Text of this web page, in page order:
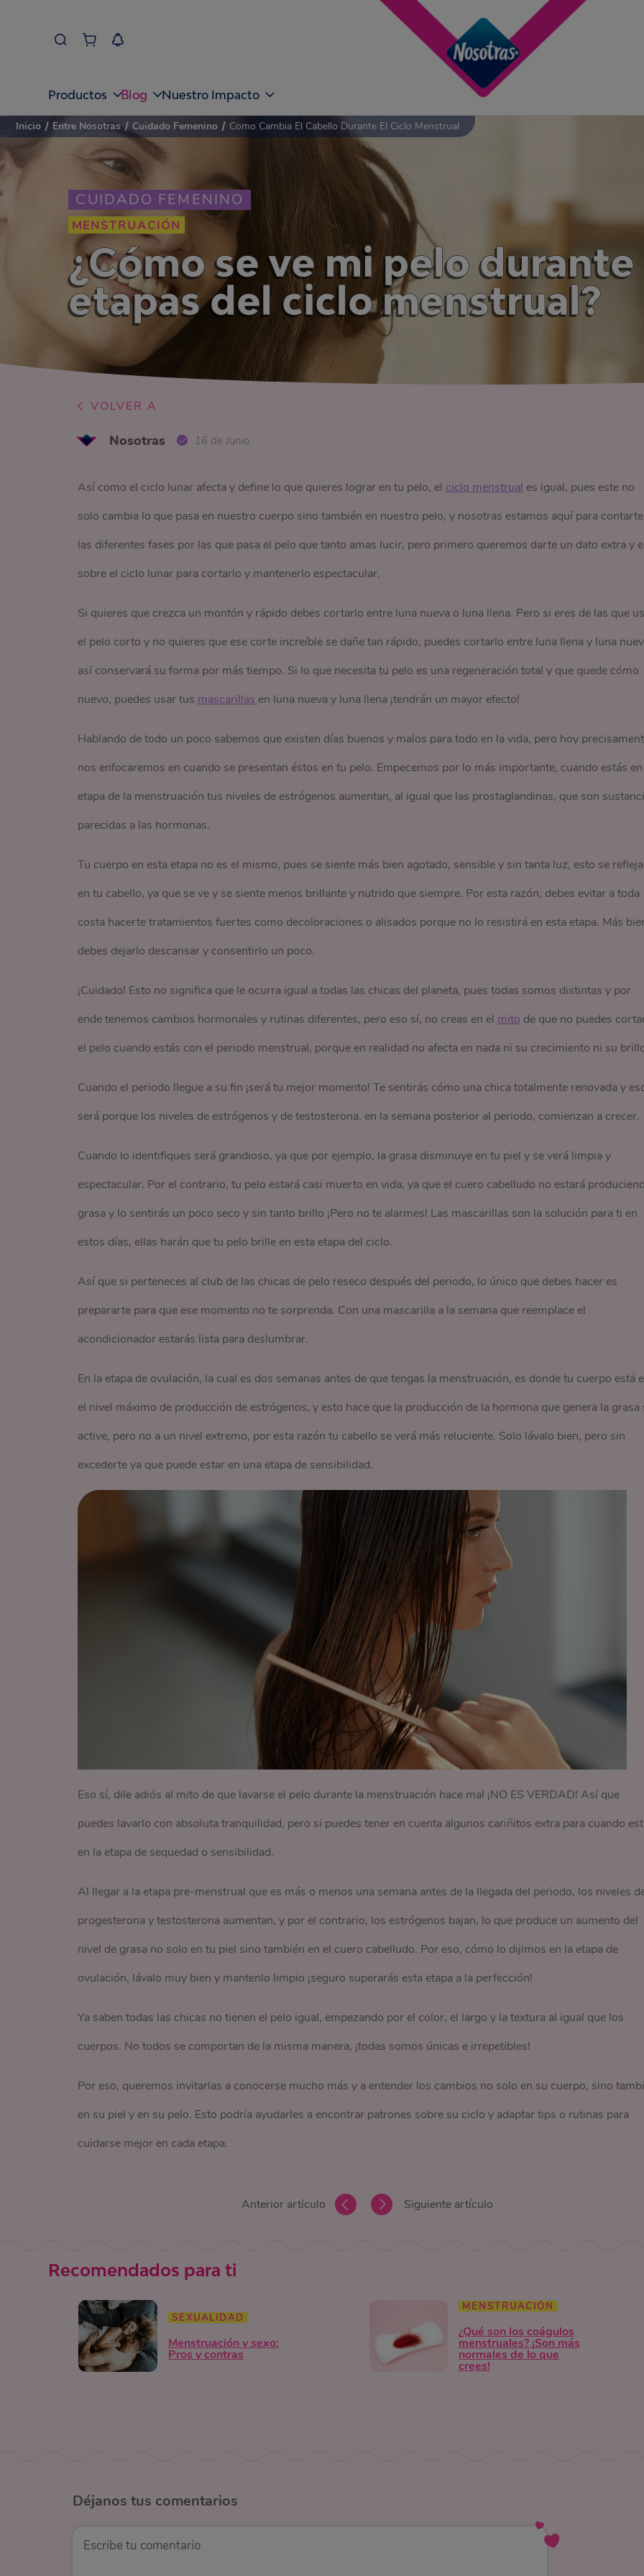
Productos Blog Nuestro Impacto
CUIDADO FEMENINO
MENSTRUACIÓN
¿Cómo se ve mi pelo
etapas del ciclo menstrual?
Inicio / Entre Nosotras / Cuidado Femenino / Como Cambia El Cabello Durante El Ciclo Menstrual
VOLVER A
Nosotras 16 de Junio
Así como el ciclo lunar afecta y define lo que quieres lograr en tu pelo, el ciclo menstrual es igual, pues este no
solo cambia lo que pasa en nuestro cuerpo sino también en nuestro pelo, y nosotras estamos aquí para contarte
las diferentes fases por las que pasa el pelo que tanto amas lucir, pero primero queremos darte un dato extra y
sobre el ciclo lunar para cortarlo y mantenerlo espectacular.
Si quieres que crezca un montón y rápido debes cortarlo entre luna nueva o luna llena. Pero si eres de las que
el pelo corto y no quieres que ese corte increíble se dañe tan rápido, puedes cortarlo entre luna llena y luna
así conservará su forma por más tiempo. Si lo que necesita tu pelo es una regeneración total y que quede cómo
nuevo, puedes usar tus mascarillas en luna nueva y luna llena ¡tendrán un mayor efecto!
Hablando de todo un poco sabemos que existen días buenos y malos para todo en la vida, pero hoy
nos enfocaremos en cuando se presentan éstos en tu pelo. Empecemos por lo más importante, cuando estás
etapa de la menstruación tus niveles de estrógenos aumentan, al igual que las prostaglandinas, que son
parecidas a las hormonas.
Tu cuerpo en esta etapa no es el mismo, pues se siente más bien agotado, sensible y sin tanta luz, esto se refleja
en tu cabello, ya que se ve y se siente menos brillante y nutrido que siempre. Por esta razón, debes evitar a toda
costa hacerte tratamientos fuertes como decoloraciones o alisados porque no lo resistirá en esta etapa. Más
debes dejarlo descansar y consentirlo un poco.
¡Cuidado! Esto no significa que le ocurra igual a todas las chicas del planeta, pues todas somos distintas y por
ende tenemos cambios hormonales y rutinas diferentes, pero eso sí, no creas en el mito de que no puedes
el pelo cuando estás con el periodo menstrual, porque en realidad no afecta en nada ni su crecimiento ni su
Cuando el periodo llegue a su fin ¡será tu mejor momento! Te sentirás cómo una chica totalmente renovada y
será porque los niveles de estrógenos y de testosterona, en la semana posterior al periodo, comienzan a crecer.
Cuando lo identifiques será grandioso, ya que por ejemplo, la grasa disminuye en tu piel y se verá limpia y
espectacular. Por el contrario, tu pelo estará casi muerto en vida, ya que el cuero cabelludo no estará
grasa y lo sentirás un poco seco y sin tanto brillo ¡Pero no te alarmes! Las mascarillas son la solución para ti en
estos días, ellas harán que tu pelo brille en esta etapa del ciclo.
Así que si perteneces al club de las chicas de pelo reseco después del periodo, lo único que debes hacer es
prepararte para que ese momento no te sorprenda. Con una mascarilla a la semana que reemplace el
acondicionador estarás lista para deslumbrar.
En la etapa de ovulación, la cual es dos semanas antes de que tengas la menstruación, es donde tu cuerpo está
el nivel máximo de producción de estrógenos, y esto hace que la producción de la hormona que genera la grasa
active, pero no a un nivel extremo, por esta razón tu cabello se verá más reluciente. Solo lávalo bien, pero sin
excederte ya que puede estar en una etapa de sensibilidad.
Eso sí, dile adiós al mito de que lavarse el pelo durante la menstruación hace mal ¡NO ES VERDAD! Así que
puedes lavarlo con absoluta tranquilidad, pero si puedes tener en cuenta algunos cariñitos extra para cuando
en la etapa de sequedad o sensibilidad.
Al llegar a la etapa pre-menstrual que es más o menos una semana antes de la llegada del periodo, los niveles
progesterona y testosterona aumentan, y por el contrario, los estrógenos bajan, lo que produce un aumento del
nivel de grasa no solo en tu piel sino también en el cuero cabelludo. Por eso, cómo lo dijimos en la etapa de
ovulación, lávalo muy bien y mantenlo limpio ¡seguro superarás esta etapa a la perfección!
Ya saben todas las chicas no tienen el pelo igual, empezando por el color, el largo y la textura al igual que los
cuerpos. No todos se comportan de la misma manera, ¡todas somos únicas e irrepetibles!
Por eso, queremos invitarlas a conocerse mucho más y a entender los cambios no solo en su cuerpo, sino
en su piel y en su pelo. Esto podría ayudarles a encontrar patrones sobre su ciclo y adaptar tips o rutinas para
cuidarse mejor en cada etapa.
Anterior artículo Siguiente artículo
Recomendados para ti
SEXUALIDAD
Menstruación y sexo:
Pros y contras
MENSTRUACIÓN
¿Qué son los coágulos
menstruales? ¡Son más
normales de lo que
crees!
Déjanos tus comentarios